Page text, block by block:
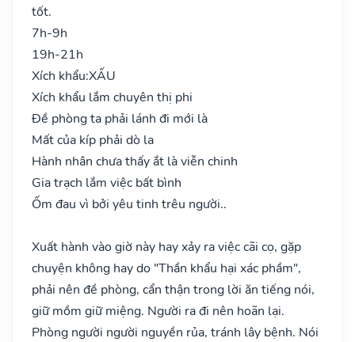
tốt.
7h-9h
19h-21h
Xích khẩu:XẤU
Xích khẩu lắm chuyên thị phi
Đề phòng ta phải lánh đi mới là
Mất của kíp phải dò la
Hành nhân chưa thấy ắt là viễn chinh
Gia trạch lắm việc bất bình
Ốm đau vì bởi yêu tinh trêu người..
Xuất hành vào giờ này hay xảy ra việc cãi cọ, gặp
chuyện không hay do "Thần khẩu hại xác phầm",
phải nên đề phòng, cẩn thận trong lời ăn tiếng nói,
giữ mồm giữ miệng. Người ra đi nên hoãn lại.
Phòng người người nguyền rủa, tránh lây bệnh. Nói